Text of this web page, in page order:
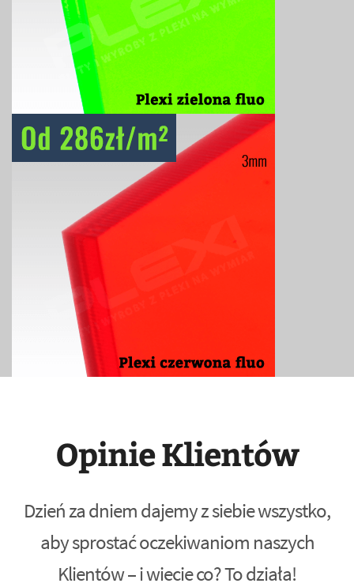
Opinie Klientów
Dzień za dniem dajemy z siebie wszystko,
aby sprostać oczekiwaniom naszych
Klientów – i wiecie co? To działa!